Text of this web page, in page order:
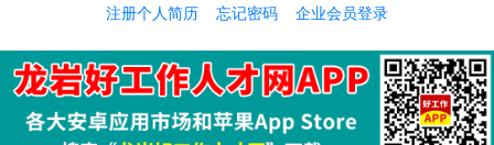
注册个人简历 忘记密码 企业会员登录